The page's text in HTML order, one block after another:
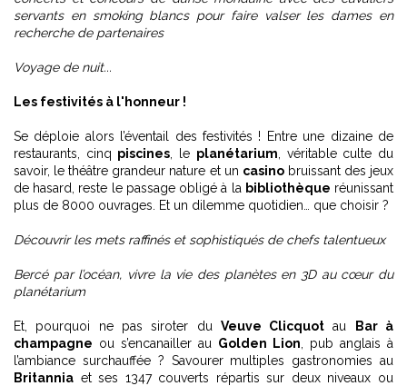
servants en smoking blancs pour faire valser les dames en
recherche de partenaires
Voyage de nuit...
Les festivités à l'honneur !
Se déploie alors l’éventail des festivités ! Entre une dizaine de
restaurants, cinq piscines , le planétarium , véritable culte du
savoir, le théâtre grandeur nature et un casinobruissant des jeux
de hasard, reste le passage obligé à la bibliothèque réunissant
plus de 8000 ouvrages. Et un dilemme quotidien… que choisir ?
Découvrir les mets raffinés et sophistiqués de chefs talentueux
Bercé par l’océan, vivre la vie des planètes en 3D au cœur du
planétarium
Et, pourquoi ne pas siroter du Veuve Clicquot au
Bar à
champagne ou s’encanailler au Golden Lion , pub anglais à
l’ambiance surchauffée ? Savourer multiples gastronomies au
Britannia et ses 1347 couverts répartis sur deux niveaux ou